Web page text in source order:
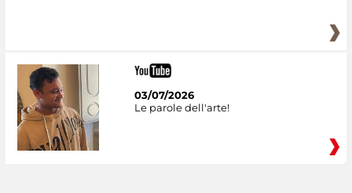
03/07/2026
Le parole dell'arte!